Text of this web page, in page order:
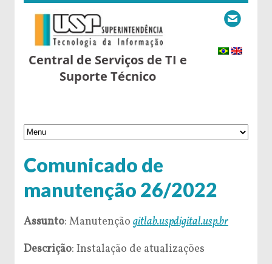
Central de Serviços de TI e
Suporte Técnico
Comunicado de
manutenção 26/2022
Assunto: Manutenção gitlab.uspdigital.usp.br
Descrição: Instalação de atualizações